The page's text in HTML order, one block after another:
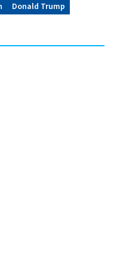
Donald Trump